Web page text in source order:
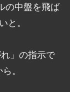
の中盤を飛ば
と。
」の指示で
。